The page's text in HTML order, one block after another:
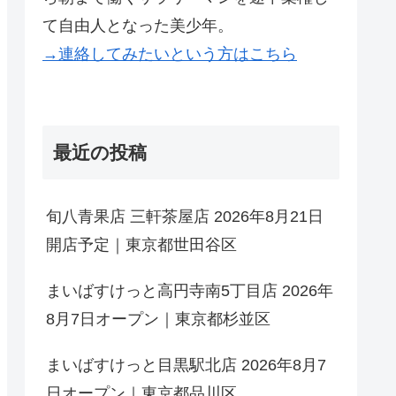
て自由人となった美少年。
→連絡してみたいという方はこちら
最近の投稿
旬八青果店 三軒茶屋店 2026年8月21日
開店予定｜東京都世田谷区
まいばすけっと高円寺南5丁目店 2026年
8月7日オープン｜東京都杉並区
まいばすけっと目黒駅北店 2026年8月7